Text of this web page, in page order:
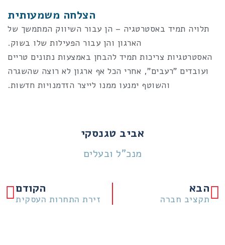
הצלחה משמעותית
תלויה תמיד באסטרטגיה – הן עבור השיווק המתמשך של
הארגון והן עבור הפעילות שלו בשוק.
האסטרטגיות צריכות תמיד להבחן באמצעות נתונים טריים
ועובדים "רעבים", אחרי הכל אף ארגון לא רוצה שהשגרה
והשוטף ימנעו ממנו לייצר הזדמנויות חדשות.
אביב טגנסקי
מנכ"ל ובעלים
קודם
הבא
תקציב חברה
הקודם
זירת התחרות העסקית